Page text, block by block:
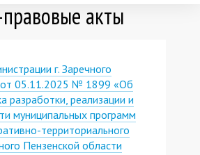
акты
г. Заречного
от 05.11.2025 № 1899 «Об
разработки, реализации и
муниципальных программ
территориального
Пензенской области